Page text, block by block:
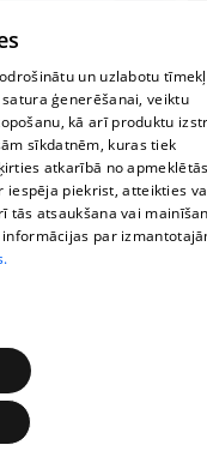
cenu grozs”
mediķi trenēsies
un uzlabotu
ģenerēšanai, veiktu
kā arī produktu
sīkdatnēm, kuras tiek
atkarībā no
iespēja piekrist, atteikties
tās atsaukšana vai
par